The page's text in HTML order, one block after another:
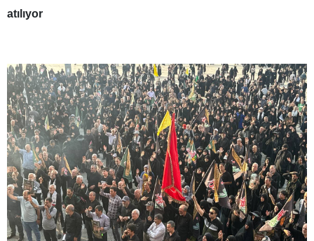
atılıyor